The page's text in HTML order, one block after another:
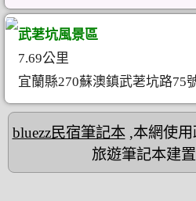
武荖坑風景區
7.69公里
宜蘭縣270蘇澳鎮武荖坑路75
bluezz民宿筆記本,本網使用
旅遊筆記本建置